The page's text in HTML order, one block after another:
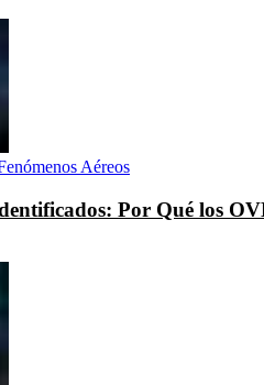
Aéreos
Por Qué los